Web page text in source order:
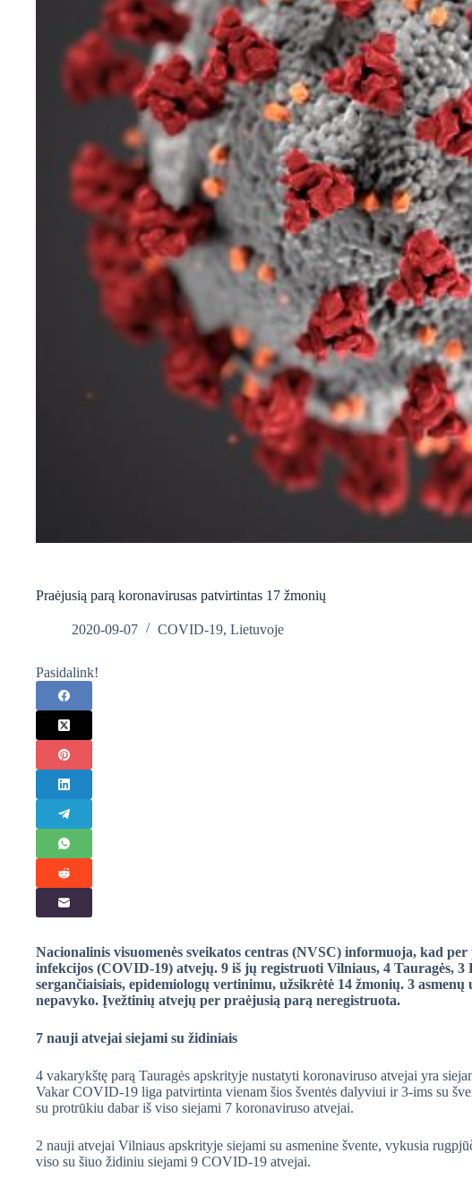
Praėjusią parą koronavirusas patvirtintas 17 žmonių
2020-09-07 COVID-19, Lietuvoje
Pasidalink!
Nacionalinis visuomenės sveikatos centras (NVSC) informuoja, kad
infekcijos (COVID-19) atvejų. 9 iš jų registruoti Vilniaus, 4 Tauragės,
sergančiaisiais, epidemiologų vertinimu, užsikrėtė 14 žmonių. 3
nepavyko. Įvežtinių atvejų per praėjusią parą neregistruota.
7 nauji atvejai siejami su židiniais
4 vakarykštę parą Tauragės apskrityje nustatyti koronaviruso atvejai yra
Vakar COVID-19 liga patvirtinta vienam šios šventės dalyviui ir 3-ims su
su protrūkiu dabar iš viso siejami 7 koronaviruso atvejai.
2 nauji atvejai Vilniaus apskrityje siejami su asmenine švente, vykusia
viso su šiuo židiniu siejami 9 COVID-19 atvejai.